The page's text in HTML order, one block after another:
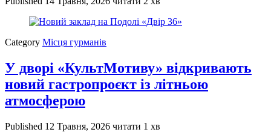
Category Місця гурманів
У дворі «КультМотиву» відкривають
новий гастропроєкт із літньою
атмосферою
Published 12 Травня, 2026 читати 1 хв